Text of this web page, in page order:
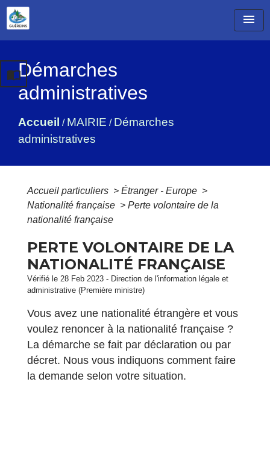
menu
Démarches
administratives
Accueil / MAIRIE / Démarches
administratives
import_contacts
Accueil particuliers > Étranger - Europe >
Nationalité française > Perte volontaire de la
nationalité française
PERTE VOLONTAIRE DE LA
NATIONALITÉ FRANÇAISE
Vérifié le 28 Feb 2023 - Direction de l'information légale et
administrative (Première ministre)
Vous avez une nationalité étrangère et vous
voulez renoncer à la nationalité française ?
La démarche se fait par déclaration ou par
décret. Nous vous indiquons comment faire
la demande selon votre situation.